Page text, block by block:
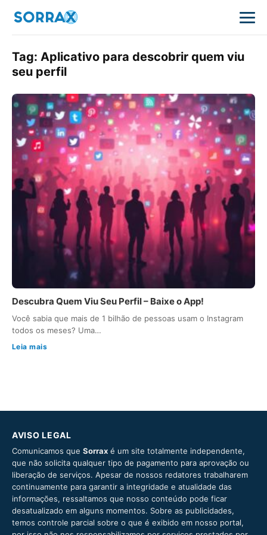
Tag: Aplicativo para descobrir quem viu
seu perfil
Descubra Quem Viu Seu Perfil – Baixe o App!
Você sabia que mais de 1 bilhão de pessoas usam o Instagram
todos os meses? Uma…
Leia mais
AVISO LEGAL
Comunicamos que Sorrax é um site totalmente independente,
que não solicita qualquer tipo de pagamento para aprovação ou
liberação de serviços. Apesar de nossos redatores trabalharem
continuamente para garantir a integridade e atualidade das
informações, ressaltamos que nosso conteúdo pode ficar
desatualizado em alguns momentos. Sobre as publicidades,
temos controle parcial sobre o que é exibido em nosso portal,